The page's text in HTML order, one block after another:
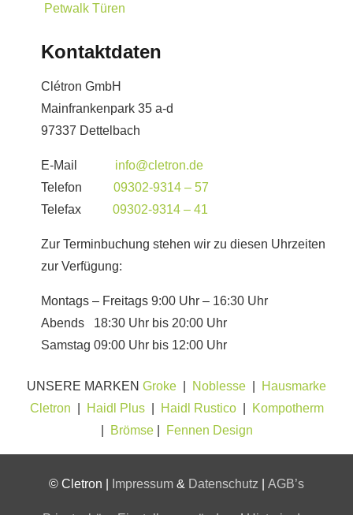
Petwalk Türen
Kontaktdaten
Clétron GmbH
Mainfrankenpark 35 a-d
97337 Dettelbach
E-Mail info@cletron.de
Telefon 09302-9314 – 57
Telefax 09302-9314 – 41
Zur Terminbuchung stehen wir zu diesen Uhrzeiten
zur Verfügung:
Montags – Freitags 9:00 Uhr – 16:30 Uhr
Abends 18:30 Uhr bis 20:00 Uhr
Samstag 09:00 Uhr bis 12:00 Uhr
UNSERE MARKEN Groke Noblesse
Hausmarke
Cletron
Haidl Plus| Haidl Rustico|
Kompotherm
Brömse| Fennen Design
© Cletron | Impressum & Datenschutz AGB’s